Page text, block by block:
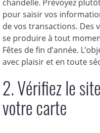
chandelle. Prévoyez
pour saisir vos
de vos transactions. Des
se produire à tout
Fêtes de fin d’année.
avec plaisir et en toute
2. Vérifiez le
votre carte